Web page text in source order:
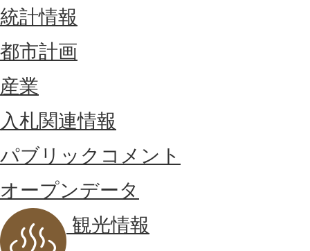
統計情報
都市計画
産業
入札関連情報
パブリックコメント
オープンデータ
観光情報